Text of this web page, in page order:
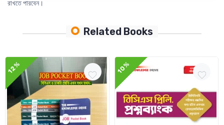
রাখতে পারবেন।
Related Books
12% 10%